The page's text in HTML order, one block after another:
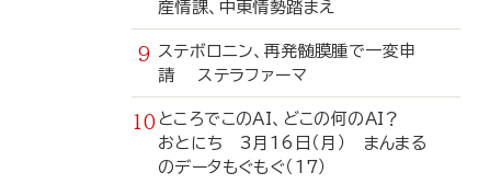
産情課、中東情勢踏まえ
ステボロニン、再発髄膜腫で一変申
請 ステラファーマ
ところでこのAI、どこの何のAI？
おとにち 3月16日（月） まんまる
のデータもぐもぐ（17）